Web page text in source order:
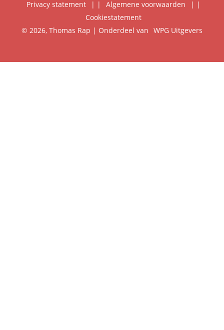
Foreign Rights
Privacy statement | Algemene voorwaarden
|
Cookiestatement
© 2026, Thomas Rap | Onderdeel van WPG Uitgevers